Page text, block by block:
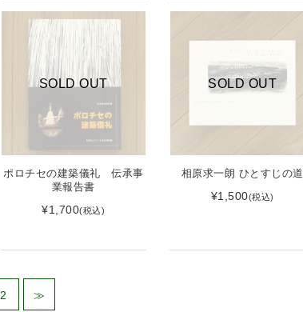
SOLD OUT
ポロチセの建築儀礼 伝承事
業報告書
¥1,700(税込)
SOLD OUT
相原求一朗 ひとすじの道
¥1,500(税込)
2 ≫